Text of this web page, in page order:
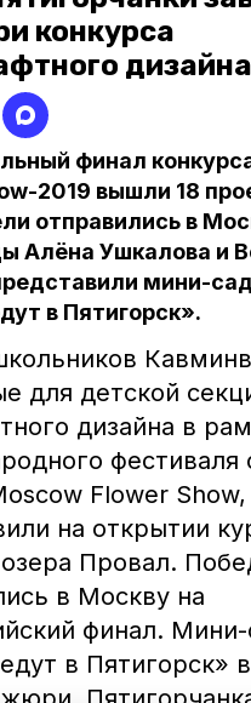
конкурса
дизайна
финал
2019 вышли 18
отправились в
Алёна Ушкалова и
мини-
в Пятигорск».
для детской
дизайна в
фестиваля
Flower Show,
на открытии
озера Провал.
в Москву на
финал.
в Пятигорск»